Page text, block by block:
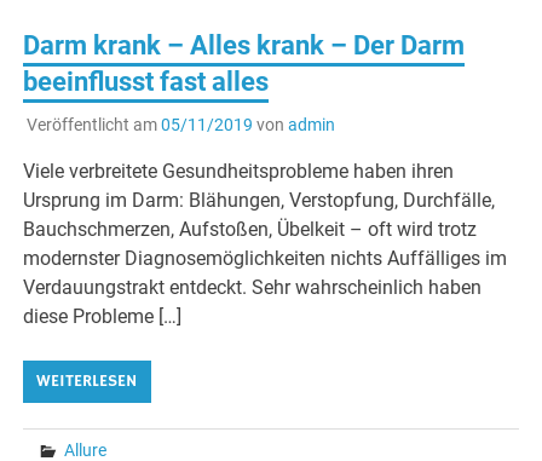
Darm krank – Alles krank – Der Darm
beeinflusst fast alles
Veröffentlicht am05/11/2019 von admin
Viele verbreitete Gesundheitsprobleme haben ihren
Ursprung im Darm: Blähungen, Verstopfung, Durchfälle,
Bauchschmerzen, Aufstoßen, Übelkeit – oft wird trotz
modernster Diagnosemöglichkeiten nichts Auffälliges im
Verdauungstrakt entdeckt. Sehr wahrscheinlich haben
diese Probleme […]
WEITERLESEN
Allure